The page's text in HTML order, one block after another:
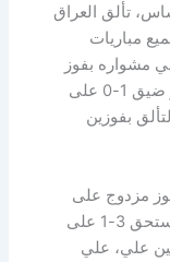
تألق العراق
مباريات
مشواره بفوز
كبير بنتيجة 5-1 على إندونيسيا، تلاه انتصار ضيق 1-0 على
بفوزين
مزدوج على
إندونيسيا وفيتنام. وأنهى التصفيات بفوز مستحق 3-1 على
علي، علي